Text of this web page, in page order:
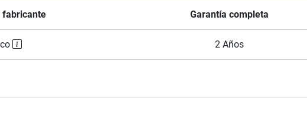
fabricante Garantía completa
2 Años